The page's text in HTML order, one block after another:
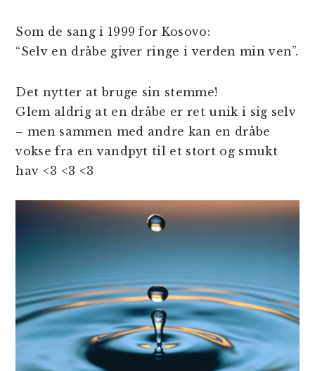
Som de sang i 1999 for Kosovo:
“Selv en dråbe giver ringe i verden min ven”.
Det nytter at bruge sin stemme!
Glem aldrig at en dråbe er ret unik i sig selv
– men sammen med andre kan en dråbe
vokse fra en vandpyt til et stort og smukt
hav <3 <3 <3